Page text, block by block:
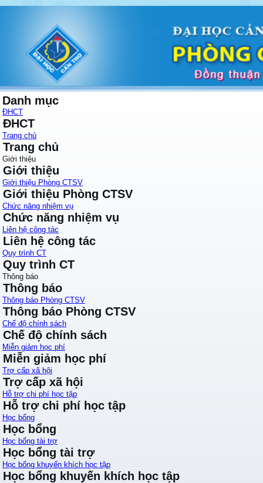
Danh mục
ĐHCT
ĐHCT
Trang chủ
Trang chủ
Giới thiệu
Giới thiệu
Giới thiệu Phòng CTSV
Giới thiệu Phòng CTSV
Chức năng nhiệm vụ
Chức năng nhiệm vụ
Liên hệ công tác
Liên hệ công tác
Quy trình CT
Quy trình CT
Thông báo
Thông báo
Thông báo Phòng CTSV
Thông báo Phòng CTSV
Chế độ chính sách
Chế độ chính sách
Miễn giảm học phí
Miễn giảm học phí
Trợ cấp xã hội
Trợ cấp xã hội
Hỗ trợ chi phí học tập
Hỗ trợ chi phí học tập
Học bổng
Học bổng
Học bổng tài trợ
Học bổng tài trợ
Học bổng khuyến khích học tập
Học bổng khuyến khích học tập